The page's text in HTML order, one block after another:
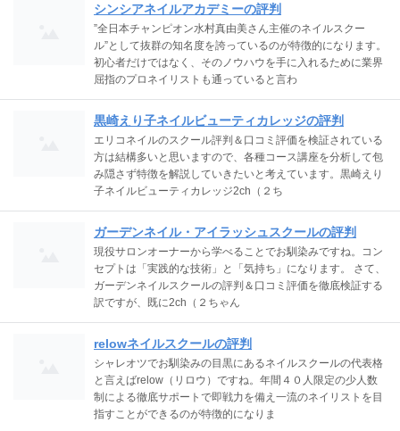
シンシアネイルアカデミーの評判
”全日本チャンピオン水村真由美さん主催のネイルスクー
ル”として抜群の知名度を誇っているのが特徴的になります。
初心者だけではなく、そのノウハウを手に入れるために業界
屈指のプロネイリストも通っていると言わ
黒崎えり子ネイルビューティカレッジの評判
エリコネイルのスクール評判＆口コミ評価を検証されている
方は結構多いと思いますので、各種コース講座を分析して包
み隠さず特徴を解説していきたいと考えています。黒崎えり
子ネイルビューティカレッジ2ch（２ち
ガーデンネイル・アイラッシュスクールの評判
現役サロンオーナーから学べることでお馴染みですね。コン
セプトは「実践的な技術」と「気持ち」になります。 さて、
ガーデンネイルスクールの評判＆口コミ評価を徹底検証する
訳ですが、既に2ch（２ちゃん
relowネイルスクールの評判
シャレオツでお馴染みの目黒にあるネイルスクールの代表格
と言えばrelow（リロウ）ですね。年間４０人限定の少人数
制による徹底サポートで即戦力を備え一流のネイリストを目
指すことができるのが特徴的になりま